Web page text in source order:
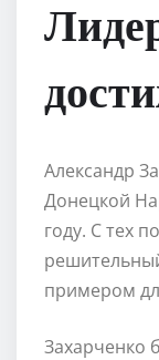
Александр
Донецкой
году. С тех
примером
Захарченко